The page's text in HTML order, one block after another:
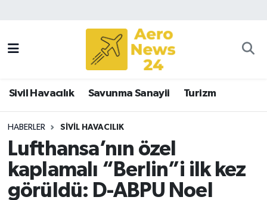
Sivil Havacılık Savunma Sanayii Turizm
HABERLER SIVIL HAVACILIK
Lufthansa’nın özel
kaplamalı “Berlin”i ilk kez
görüldü: D-ABPU Noel